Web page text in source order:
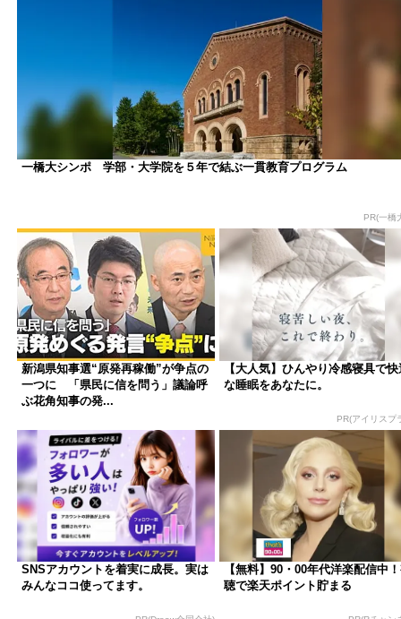
一橋大シンポ 学部・大学院を５年で結ぶ一貫教育プログラム
PR(一橋
新潟県知事選“原発再稼働”が争点の
一つに 「県民に信を問う」議論呼
ぶ花角知事の発...
【大人気】ひんやり冷感寝具で快
な睡眠をあなたに。
PR(アイリスプ
SNSアカウントを着実に成長。実は
みんなココ使ってます。
【無料】90・00年代洋楽配信中
聴で楽天ポイント貯まる